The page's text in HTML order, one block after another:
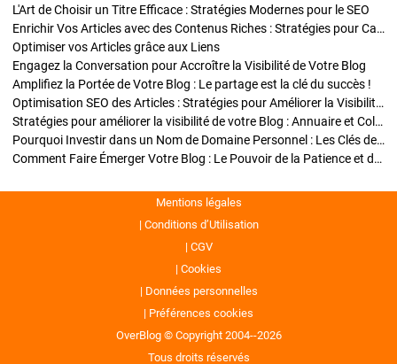
L'Art de Choisir un Titre Efficace : Stratégies Modernes pour le SEO
Enrichir Vos Articles avec des Contenus Riches : Stratégies pour Captiver et Optimiser
Optimiser vos Articles grâce aux Liens
Engagez la Conversation pour Accroître la Visibilité de Votre Blog
Amplifiez la Portée de Votre Blog : Le partage est la clé du succès !
Optimisation SEO des Articles : Stratégies pour Améliorer la Visibilité de Votre Blog
Stratégies pour améliorer la visibilité de votre Blog : Annuaire et Collaborations
Pourquoi Investir dans un Nom de Domaine Personnel : Les Clés de la Réussite de Votre Blog
Comment Faire Émerger Votre Blog : Le Pouvoir de la Patience et de la Persévérance
Mentions légales
Conditions d’Utilisation
CGV
Cookies
Données personnelles
Préférences cookies
OverBlog © Copyright 2004--2026
Tous droits réservés